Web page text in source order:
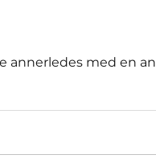
annerledes med en